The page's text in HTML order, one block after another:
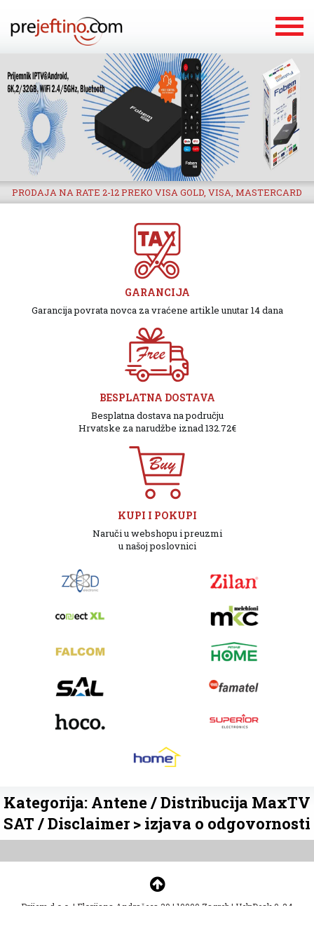
PRODAJA NA RATE 2-12 PREKO VISA GOLD, VISA, MASTERCARD
GARANCIJA
Garancija povrata novca za vraćene artikle unutar 14 dana
BESPLATNA DOSTAVA
Besplatna dostava na području
Hrvatske za narudžbe iznad 132.72€
KUPI I POKUPI
Naruči u webshopu i preuzmi
u našoj poslovnici
Kategorija: Antene / Distribucija MaxTV
SAT / Disclaimer > izjava o odgovornosti
Prijem d.o.o. | Florijana Andrašeca 30 | 10000 Zagreb | HelpDesk 0-24